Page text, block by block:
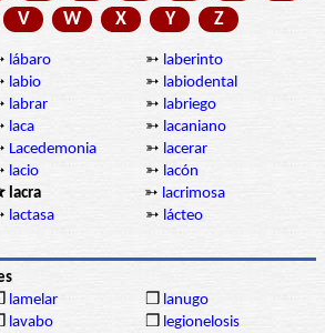
V W X Y Z
lábaro ➳ laberinto
labio ➳ labiodental
labrar ➳ labriego
laca ➳ lacaniano
Lacedemonia ➳ lacerar
lacio ➳ lacón
lacra ➳ lacrimosa
lactasa ➳ lácteo
lamelar ❒ lanugo
lavabo ❒ legionelosis